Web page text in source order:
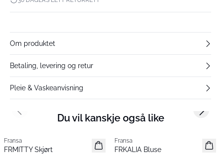
Om produktet
Betaling, levering og retur
Pleie & Vaskeanvisning
Du vil kanskje også like
Nyhet
Fransa
FRMITTY Skjørt
Nyhet
Fransa
FRKALIA Bluse
Previous slide Next